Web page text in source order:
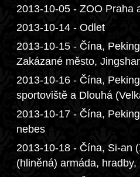
2013-10-05 - ZOO Praha
2013-10-14 - Odlet
2013-10-15 - Čína,
Zakázané město,
2013-10-16 - Čína,
sportoviště a Dlouhá
2013-10-17 - Čína,
nebes
2013-10-18 - Čína, Si-an
(hliněná) armáda, hradby,